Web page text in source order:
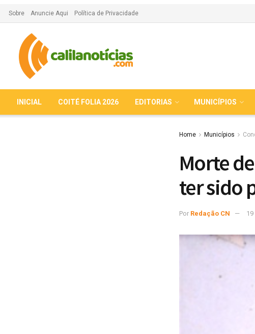
Sobre Anuncie Aqui Política de Privacidade
INICIAL COITÉ FOLIA 2026 EDITORIAS MUNICÍPIOS
Home Municípios
Morte
ter sido
Por Redação CN